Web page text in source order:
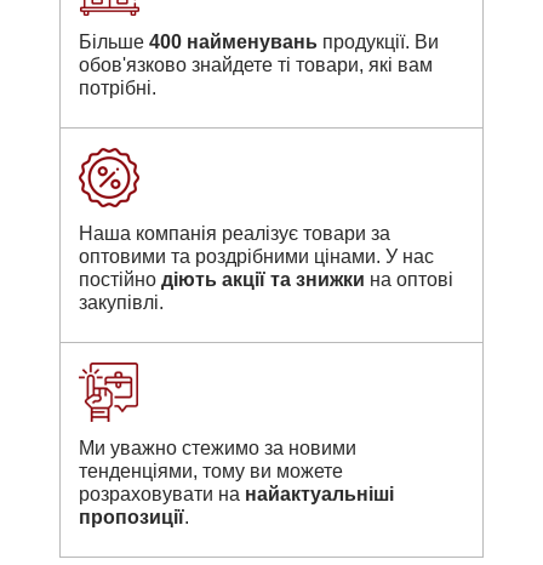
Більше 400 найменувань продукції. Ви
обов'язково знайдете ті товари, які вам
потрібні.
Наша компанія реалізує товари за
оптовими та роздрібними цінами. У нас
постійно діють акції та знижки на оптові
закупівлі.
Ми уважно стежимо за новими
тенденціями, тому ви можете
розраховувати на найактуальніші
пропозиції.